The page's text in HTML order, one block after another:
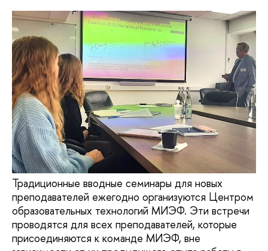
Традиционные вводные семинары для новых
преподавателей ежегодно организуются Центром
образовательных технологий МИЭФ. Эти встречи
проводятся для всех преподавателей, которые
присоединяются к команде МИЭФ, вне